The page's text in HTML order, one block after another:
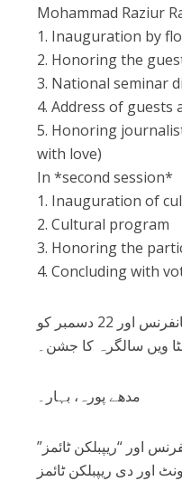
Mohammad Raziur
1. Inauguration by
2. Honoring the
3. National seminar
4. Address of guests
5. Honoring
with love)
In *second session*
1. Inauguration of
2. Cultural program
3. Honoring the
4. Concluding with
چھٹا بین الاقوامی صحافی ایوارڈز، انڈین جرنلسٹ ایسوسی ایشن کا سیمینار اور کانفرنس اور 22 دسمبر کو
ویں سالگرہ کا جشن۔
مدھے پورہ، بہار۔
اور “ریپبلکن ٹائمز”
دی ریپبلکن ٹائمز